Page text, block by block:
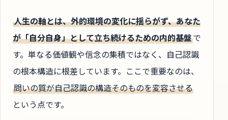
人生の軸とは、外的環境の変化に揺らがず、あなた
が「自分自身」として立ち続けるための内的基盤で
す。単なる価値観や信念の集積ではなく、自己認識
の根本構造に根差しています。ここで重要なのは、
問いの質が自己認識の構造そのものを変容させる
という点です。